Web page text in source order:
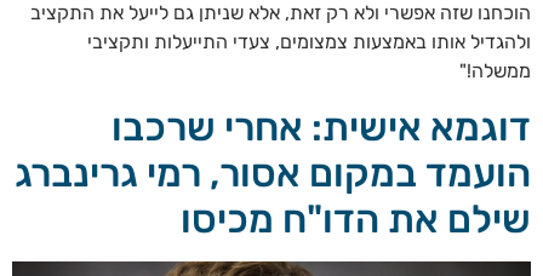
הוכחנו שזה אפשרי ולא רק זאת, אלא שניתן גם לייעל את התקציב
ולהגדיל אותו באמצעות צמצומים, צעדי התייעלות ותקציבי
ממשלה!"
דוגמא אישית: אחרי שרכבו
הועמד במקום אסור, רמי גרינברג
שילם את הדו"ח מכיסו